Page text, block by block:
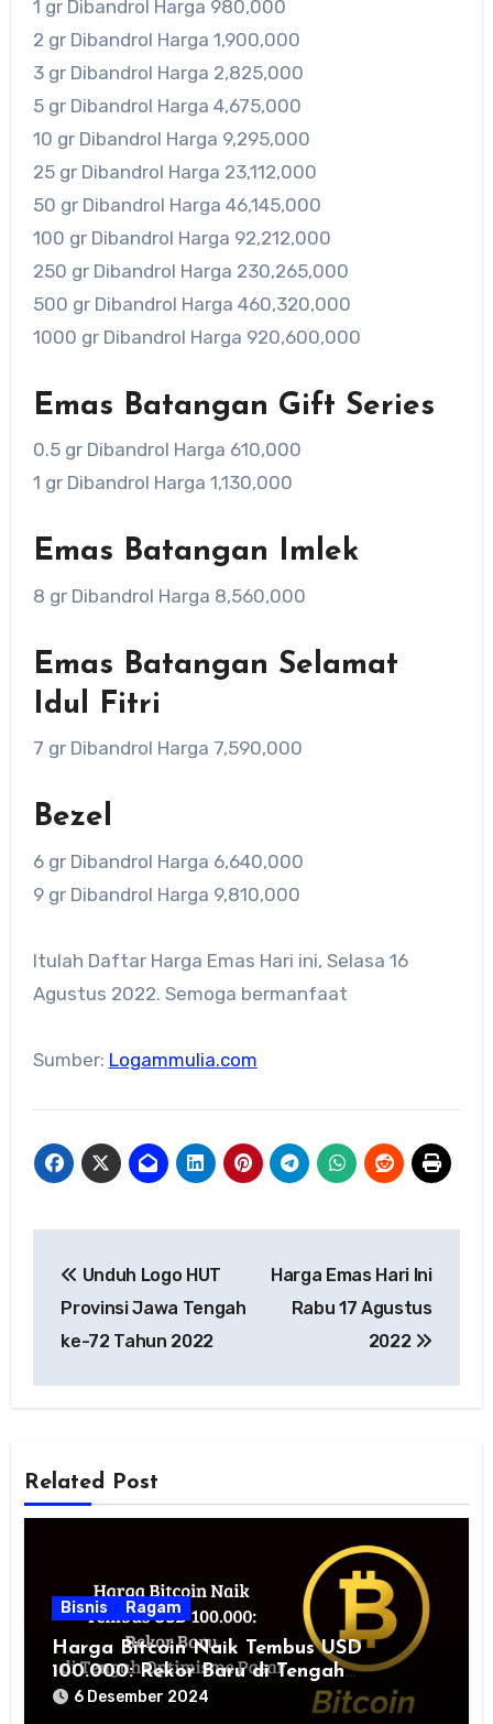
1 gr Dibandrol Harga 980,000
2 gr Dibandrol Harga 1,900,000
3 gr Dibandrol Harga 2,825,000
5 gr Dibandrol Harga 4,675,000
10 gr Dibandrol Harga 9,295,000
25 gr Dibandrol Harga 23,112,000
50 gr Dibandrol Harga 46,145,000
100 gr Dibandrol Harga 92,212,000
250 gr Dibandrol Harga 230,265,000
500 gr Dibandrol Harga 460,320,000
1000 gr Dibandrol Harga 920,600,000
Emas Batangan Gift Series
0.5 gr Dibandrol Harga 610,000
1 gr Dibandrol Harga 1,130,000
Emas Batangan Imlek
8 gr Dibandrol Harga 8,560,000
Emas Batangan Selamat
Idul Fitri
7 gr Dibandrol Harga 7,590,000
Bezel
6 gr Dibandrol Harga 6,640,000
9 gr Dibandrol Harga 9,810,000
Itulah Daftar Harga Emas Hari ini, Selasa 16
Agustus 2022. Semoga bermanfaat
Sumber: Logammulia.com
pos
Unduh Logo HUT
Provinsi Jawa Tengah
ke-72 Tahun 2022
Harga Emas Hari Ini
Rabu 17 Agustus
2022
Related Post
Bisnis Ragam
Harga Bitcoin Naik Tembus USD
100.000: Rekor Baru di Tengah
Optimisme Pasar
6 Desember 2024